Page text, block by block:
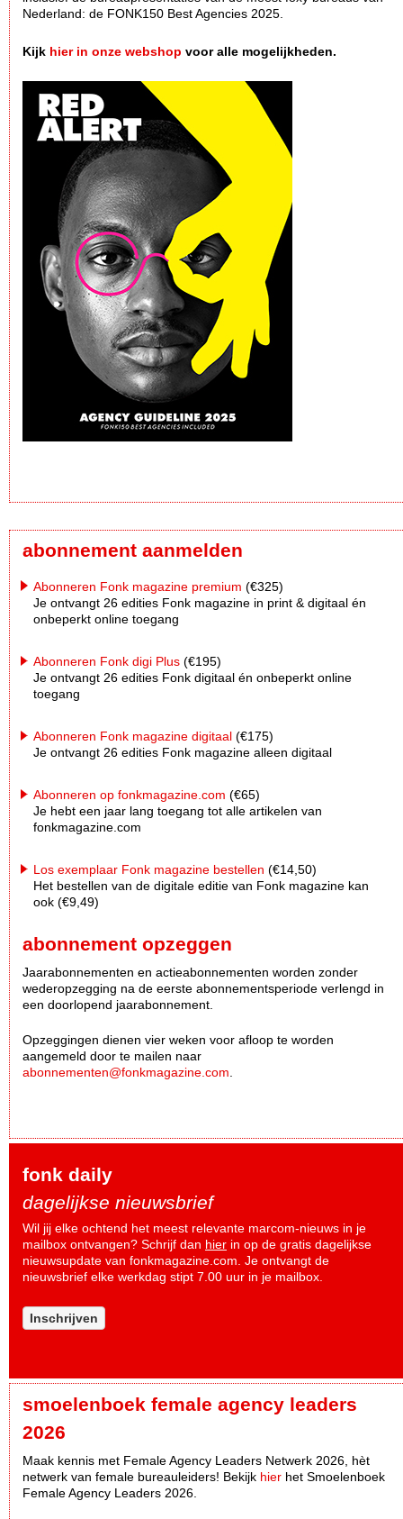
Nederland: de FONK150 Best Agencies 2025.
Kijk hier in onze webshop voor alle mogelijkheden.
abonnement aanmelden
Abonneren Fonk magazine premium (€325)
Je ontvangt 26 edities Fonk magazine in print & digitaal én
onbeperkt online toegang
Abonneren Fonk digi Plus (€195)
Je ontvangt 26 edities Fonk digitaal én onbeperkt online
toegang
Abonneren Fonk magazine digitaal (€175)
Je ontvangt 26 edities Fonk magazine alleen digitaal
Abonneren op fonkmagazine.com (€65)
Je hebt een jaar lang toegang tot alle artikelen van
fonkmagazine.com
Los exemplaar Fonk magazine bestellen (€14,50)
Het bestellen van de digitale editie van Fonk magazine kan
ook (€9,49)
abonnement opzeggen
Jaarabonnementen en actieabonnementen worden zonder
wederopzegging na de eerste abonnementsperiode verlengd in
een doorlopend jaarabonnement.
Opzeggingen dienen vier weken voor afloop te worden
aangemeld door te mailen naar
abonnementen@fonkmagazine.com.
fonk daily
dagelijkse nieuwsbrief
Wil jij elke ochtend het meest relevante marcom-nieuws in je
mailbox ontvangen? Schrijf dan hier in op de gratis dagelijkse
nieuwsupdate van fonkmagazine.com. Je ontvangt de
nieuwsbrief elke werkdag stipt 7.00 uur in je mailbox.
Inschrijven
smoelenboek female agency leaders
2026
Maak kennis met Female Agency Leaders Netwerk 2026, hèt
netwerk van female bureauleiders! Bekijk hier het Smoelenboek
Female Agency Leaders 2026.